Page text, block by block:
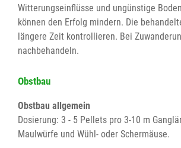
Witterungseinflüsse und ungünstige
können den Erfolg mindern. Die
längere Zeit kontrollieren. Bei
nachbehandeln.
Obstbau
Obstbau allgemein
Dosierung: 3 - 5 Pellets pro 3-10 m
Maulwürfe und Wühl- oder Schermäuse.